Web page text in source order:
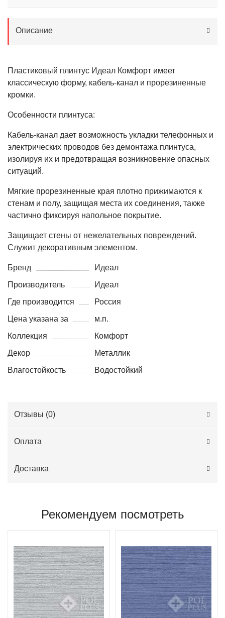
Описание
Пластиковый плинтус Идеал Комфорт имеет
классическую форму, кабель-канал и прорезиненные
кромки.
Особенности плинтуса:
Кабель-канал дает возможность укладки телефонных и
электрических проводов без демонтажа плинтуса,
изолируя их и предотвращая возникновение опасных
ситуаций.
Мягкие прорезиненные края плотно прижимаются к
стенам и полу, защищая места их соединения, также
частично фиксируя напольное покрытие.
Защищает стены от нежелательных повреждений.
Служит декоративным элементом.
Бренд
Идеал
Производитель
Идеал
Где производится
Россия
Цена указана за
м.п.
Коллекция
Комфорт
Декор
Металлик
Влагостойкость
Водостойкий
Отзывы (0)
Оплата
Доставка
Рекомендуем посмотреть